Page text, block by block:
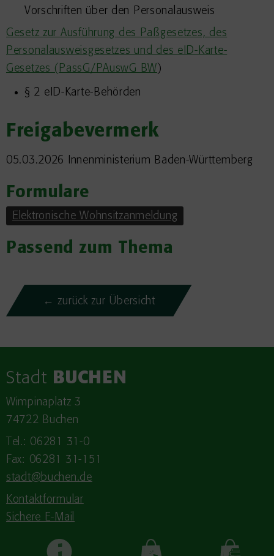
Vorschriften über den Personalausweis
Gesetz zur Ausführung des Paßgesetzes, des
Personalausweisgesetzes und des eID-Karte-
Gesetzes ( PassG/PAuswG BW )
§ 2 eID-Karte-Behörden
Freigabevermerk
05.03.2026 Innenministerium Baden-Württemberg
Formulare
Elektronische Wohnsitzanmeldung
Passend zum Thema
← zurück zur Übersicht
Stadt BUCHEN
Wimpinaplatz 3
74722 Buchen
Tel.: 06281 31-0
Fax: 06281 31-151
stadt@buchen.de
Kontaktformular
Sichere E-Mail